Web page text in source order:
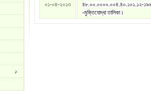
০১-০৪-২০১৩
৪৮.০০.০০০০.০০৪.৪০.১০১.১২-
-মুক্তিযোদ্ধা তালিকা।